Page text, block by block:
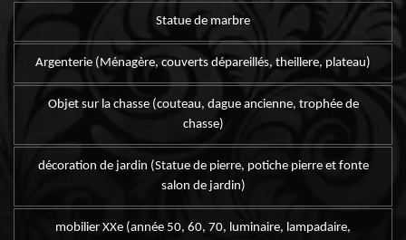
Statue de marbre
Argenterie (Ménagère, couverts dépareillés, theillere, plateau)
Objet sur la chasse (couteau, dague ancienne, trophée de
chasse)
décoration de jardin (Statue de pierre, potiche pierre et fonte
salon de jardin)
mobilier XXe (année 50, 60, 70, luminaire, lampadaire,